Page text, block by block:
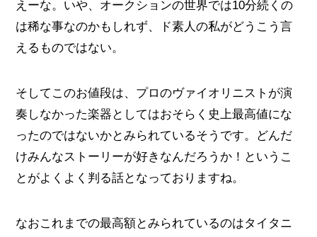
えーな。いや、オークションの世界では10分続くの
は稀な事なのかもしれず、ド素人の私がどうこう言
えるものではない。
そしてこのお値段は、プロのヴァイオリニストが演
奏しなかった楽器としてはおそらく史上最高値にな
ったのではないかとみられているそうです。どんだ
けみんなストーリーが好きなんだろうか！というこ
とがよくよく判る話となっておりますね。
なおこれまでの最高額とみられているのはタイタニ